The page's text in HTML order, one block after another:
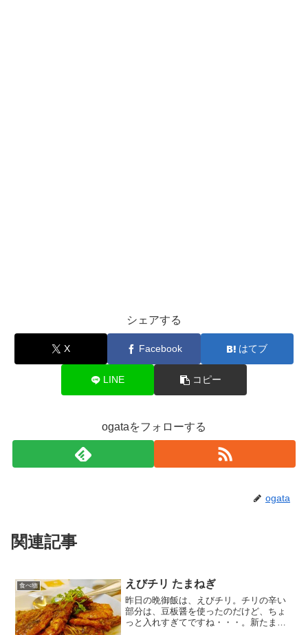
シェアする
X Facebook はてブ
LINE コピー
ogataをフォローする
ogata
関連記事
食べ物 えびチリ たまねぎ
昨日の晩御飯は、えびチリ。チリの辛い
部分は、豆板醤を使ったのだけど、ちょ
っと入れすぎてですね・・・。新たまね